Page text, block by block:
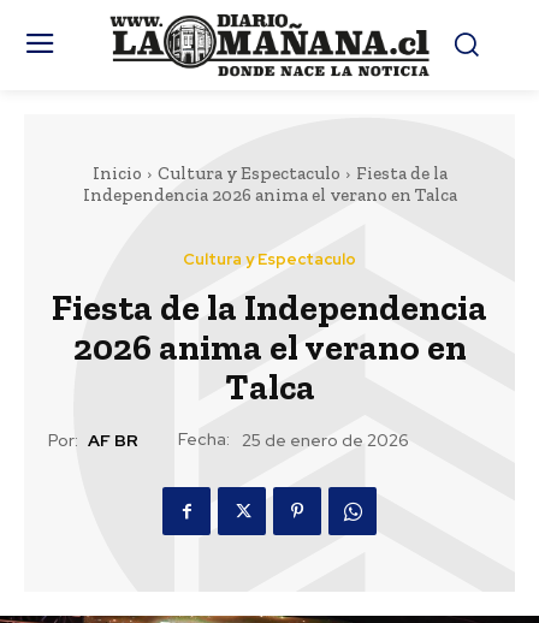
Inicio Cultura y Espectaculo
Fiesta de la
Independencia 2026 anima el verano en Talca
Cultura y Espectaculo
Fiesta de la Independencia
2026 anima el verano en
Talca
Por: AF BR Fecha: 25 de enero de 2026